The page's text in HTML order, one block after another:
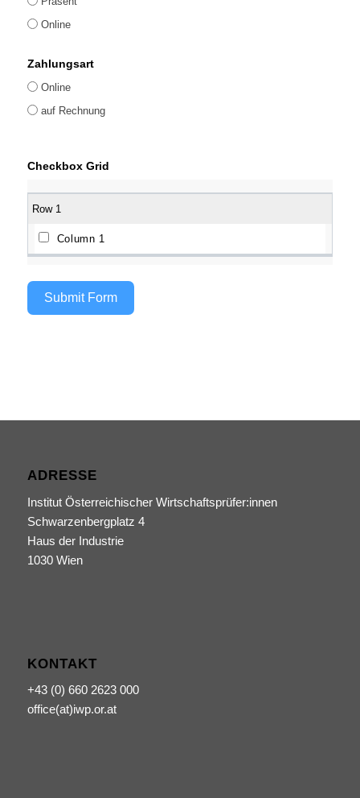
Online
Zahlungsart
Online
auf Rechnung
Checkbox Grid
Row 1
Submit Form
ADRESSE
Institut Österreichischer Wirtschaftsprüfer:innen
Schwarzenbergplatz 4
Haus der Industrie
1030 Wien
KONTAKT
+43 (0) 660 2623 000
office(at)iwp.or.at